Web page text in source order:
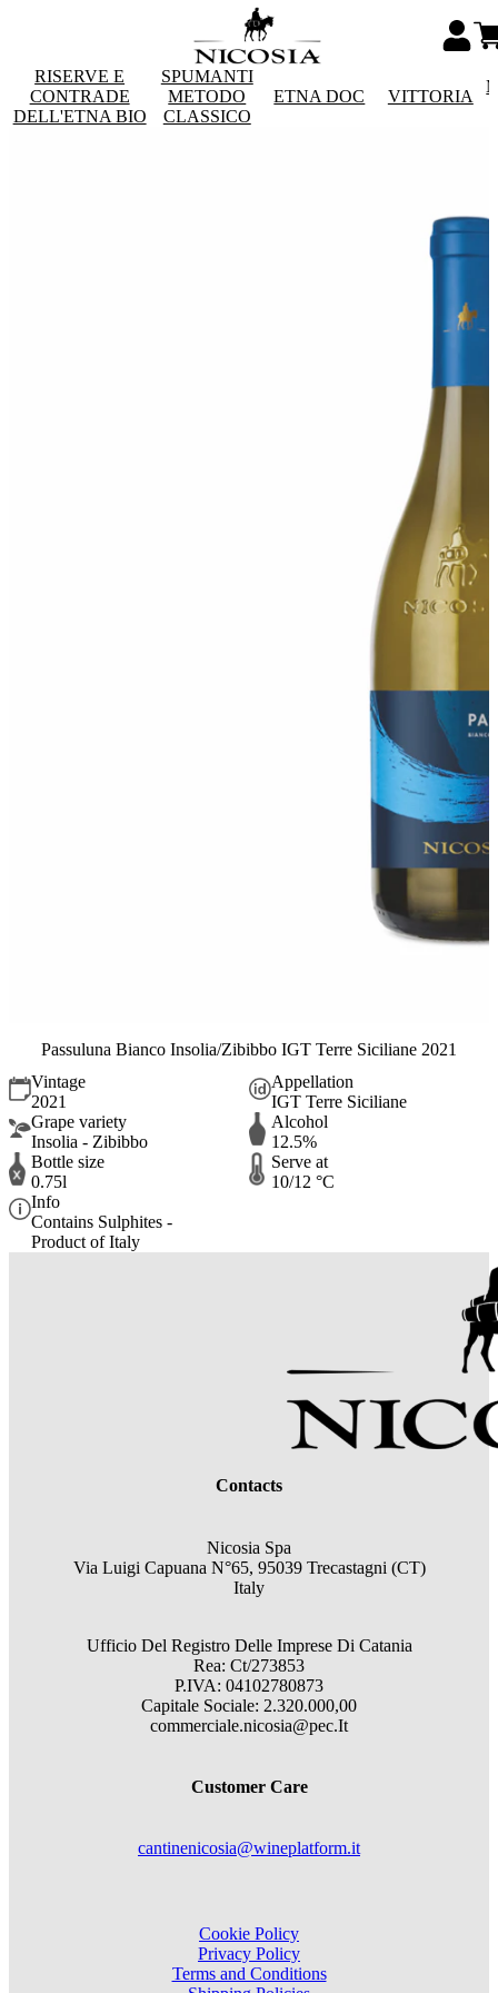
RISERVE E
CONTRADE
DELL'ETNA BIO
SPUMANTI
METODO
CLASSICO
ETNA DOC VITTORIA
Passuluna Bianco Insolia/Zibibbo IGT Terre Siciliane 2021
Vintage
2021
Appellation
IGT Terre Siciliane
Grape variety
Insolia - Zibibbo
Alcohol
12.5%
Bottle size
0.75l
Serve at
10/12 °C
Info
Contains Sulphites -
Product of Italy
Contacts
Nicosia Spa
Via Luigi Capuana N°65, 95039 Trecastagni (CT)
Italy
Ufficio Del Registro Delle Imprese Di Catania
Rea: Ct/273853
P.IVA: 04102780873
Capitale Sociale: 2.320.000,00
commerciale.nicosia@pec.It
Customer Care
cantinenicosia@wineplatform.it
Cookie Policy
Privacy Policy
Terms and Conditions